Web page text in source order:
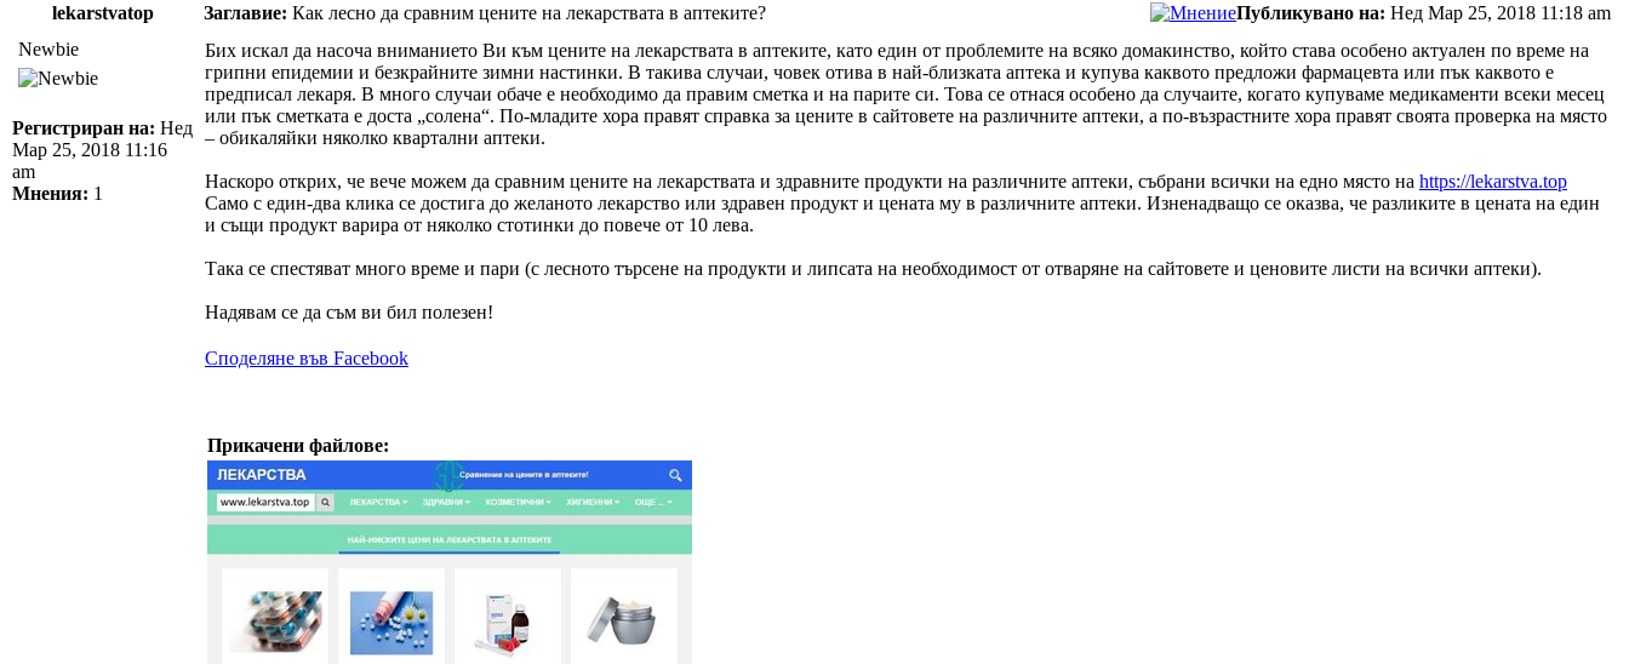
lekarstvatop
Заглавие: Как лесно да сравним цените на лекарствата в аптеките? Публикувано на: Нед Мар 25, 2018 11:18 am
Newbie
Регистриран на: Нед
Мар 25, 2018 11:16
am
Мнения: 1
Бих искал да насоча вниманието Ви към цените на лекарствата в аптеките, като един от проблемите на всяко домакинство, който става особено актуален по време на
грипни епидемии и безкрайните зимни настинки. В такива случаи, човек отива в най-близката аптека и купува каквото предложи фармацевта или пък каквото е
предписал лекаря. В много случаи обаче е необходимо да правим сметка и на парите си. Това се отнася особено да случаите, когато купуваме медикаменти всеки месец
или пък сметката е доста „солена“. По-младите хора правят справка за цените в сайтовете на различните аптеки, а по-възрастните хора правят своята проверка на място
– обикаляйки няколко квартални аптеки.
Наскоро открих, че вече можем да сравним цените на лекарствата и здравните продукти на различните аптеки, събрани всички на едно място на https://lekarstva.top
Само с един-два клика се достига до желаното лекарство или здравен продукт и цената му в различните аптеки. Изненадващо се оказва, че разликите в цената на един
и същи продукт варира от няколко стотинки до повече от 10 лева.
Така се спестяват много време и пари (с лесното търсене на продукти и липсата на необходимост от отваряне на сайтовете и ценовите листи на всички аптеки).
Надявам се да съм ви бил полезен!
Споделяне във Facebook
Прикачени файлове: